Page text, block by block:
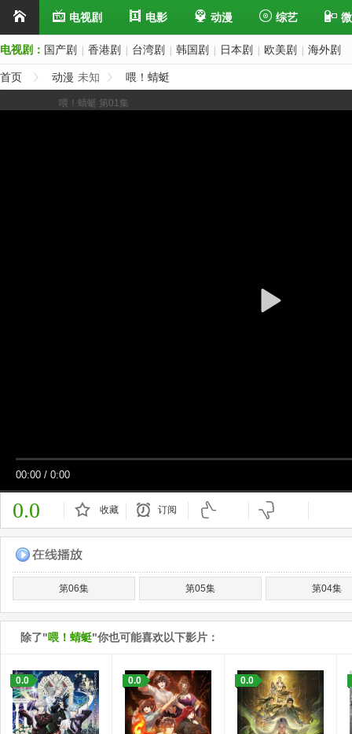
电视剧 电影 动漫 综艺
电视剧： 国产剧 香港剧 台湾剧 韩国剧 日本剧 欧美剧 海外剧
首页 动漫 未知 喂！蜻蜓
喂！蜻蜓 第01集
00:00 / 0:00
0.0 收藏 订阅
第06集 第05集 第04集
除了"喂！蜻蜓"你也可能喜欢以下影片：
0.0 0.0 0.0